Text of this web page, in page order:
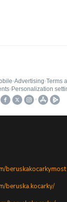
beruskakocarkymost
beruska.kocarky/